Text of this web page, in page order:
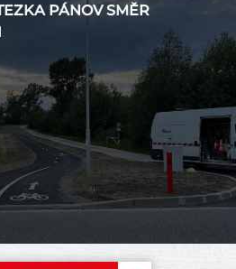
PÁNOV SMĚR